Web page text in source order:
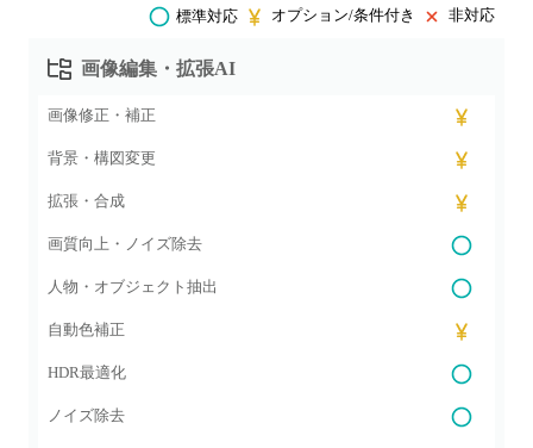
標準対応 オプション/条件付き 非対応
画像編集・拡張AI
画像修正・補正
背景・構図変更
拡張・合成
画質向上・ノイズ除去
人物・オブジェクト抽出
自動色補正
HDR最適化
ノイズ除去